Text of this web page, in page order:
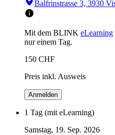
Balfrinstrasse 3, 3930
Mit dem BLINK eLearning
nur einem Tag.
150 CHF
Preis inkl. Ausweis
Anmelden
1 Tag (mit eLearning)
Samstag, 19. Sep. 2026